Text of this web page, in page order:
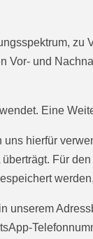
und
Eine
hierfür
Für